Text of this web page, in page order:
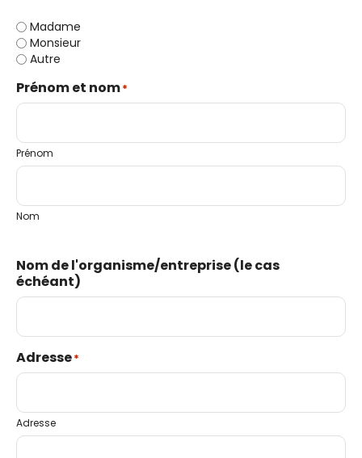
Genre*
Madame
Monsieur
Autre
Prénom et nom*
Prénom
Nom
Nom de l'organisme/entreprise (le cas
échéant)
Adresse*
Adresse